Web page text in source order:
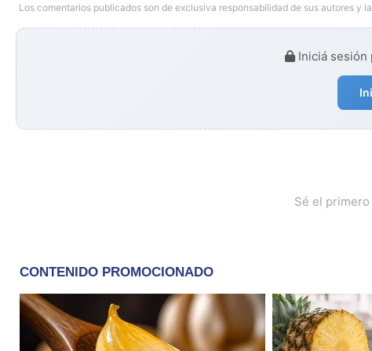
Los comentarios publicados son de exclusiva responsabilidad de sus autores
Iniciá sesión
Sé el